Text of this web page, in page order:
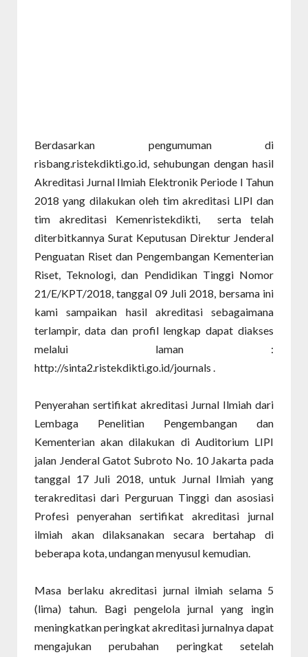
Berdasarkan pengumuman di
risbang.ristekdikti.go.id, sehubungan dengan hasil
Akreditasi Jurnal Ilmiah Elektronik Periode I Tahun
2018 yang dilakukan oleh tim akreditasi LIPI dan
tim akreditasi Kemenristekdikti,
serta telah
diterbitkannya Surat Keputusan Direktur Jenderal
Penguatan Riset dan Pengembangan Kementerian
Riset, Teknologi, dan Pendidikan Tinggi Nomor
21/E/KPT/2018, tanggal 09 Juli 2018, bersama ini
kami sampaikan hasil akreditasi sebagaimana
terlampir, data dan profil lengkap dapat diakses
melalui laman :
http://sinta2.ristekdikti.go.id/journals .
Penyerahan sertifikat akreditasi Jurnal Ilmiah dari
Lembaga Penelitian Pengembangan dan
Kementerian akan dilakukan di Auditorium LIPI
jalan Jenderal Gatot Subroto No. 10 Jakarta pada
tanggal 17 Juli 2018, untuk Jurnal Ilmiah yang
terakreditasi dari Perguruan Tinggi dan asosiasi
Profesi penyerahan sertifikat akreditasi jurnal
ilmiah akan dilaksanakan secara bertahap di
beberapa kota, undangan menyusul kemudian.
Masa berlaku akreditasi jurnal ilmiah selama 5
(lima) tahun. Bagi pengelola jurnal yang ingin
meningkatkan peringkat akreditasi jurnalnya dapat
mengajukan perubahan peringkat setelah